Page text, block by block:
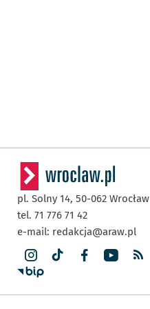
pl. Solny 14, 50-062 Wrocław
tel. 71 776 71 42
e-mail: redakcja@araw.pl